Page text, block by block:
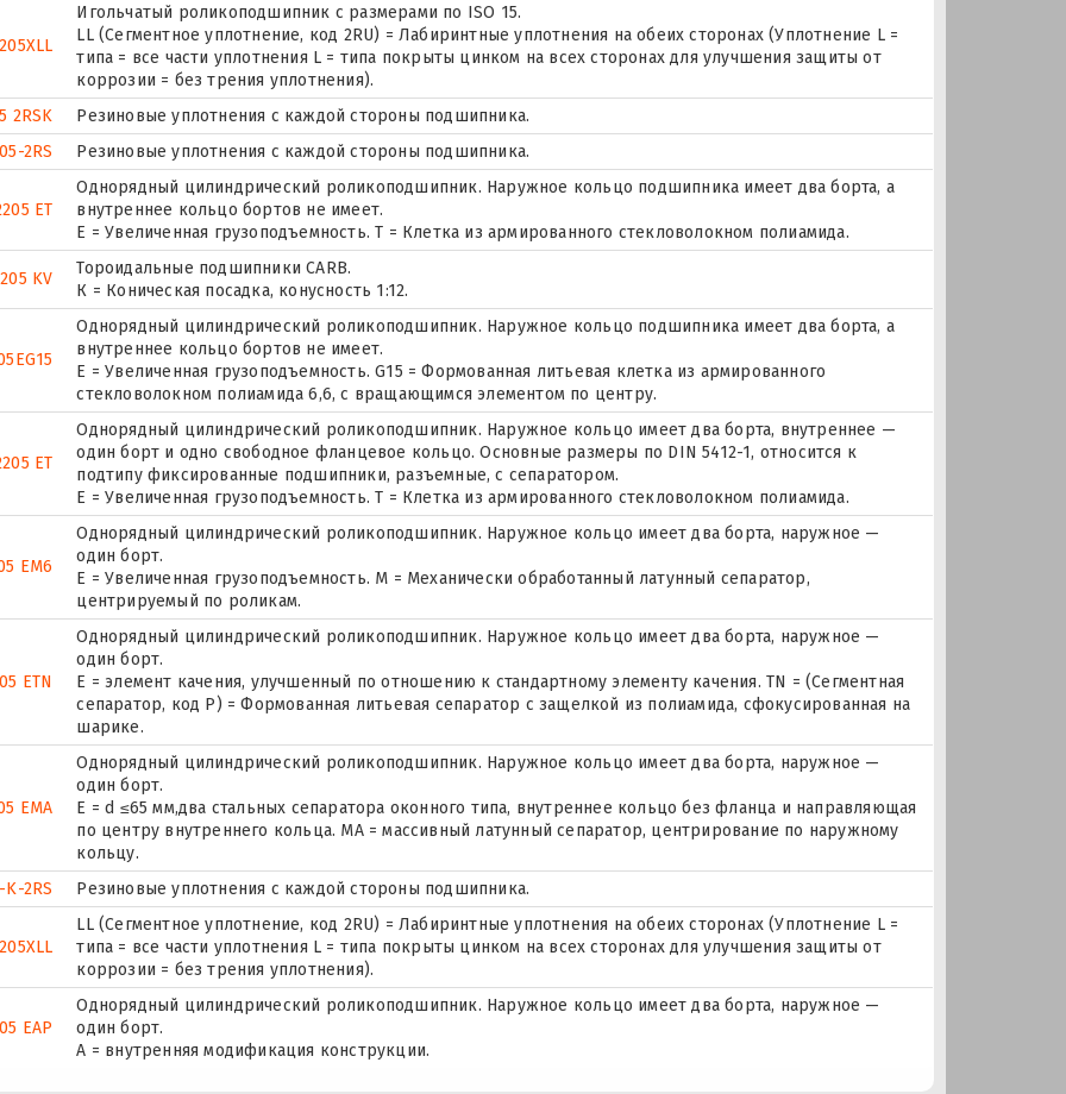
Игольчатый роликоподшипник с размерами по ISO 15.
LL (Сегментное уплотнение, код 2RU) = Лабиринтные уплотнения на обеих сторонах (Уплотнение L =
типа = все части уплотнения L = типа покрыты цинком на всех сторонах для улучшения защиты от
коррозии = без трения уплотнения).
2RSK
Резиновые уплотнения с каждой стороны подшипника.
2RS
Резиновые уплотнения с каждой стороны подшипника.
ET
Однорядный цилиндрический роликоподшипник. Наружное кольцо подшипника имеет два борта, а
внутреннее кольцо бортов не имеет.
E = Увеличенная грузоподъемность. T = Клетка из армированного стекловолокном полиамида.
KV
Тороидальные подшипники CARB.
К = Коническая посадка, конусность 1:12.
Однорядный цилиндрический роликоподшипник. Наружное кольцо подшипника имеет два борта, а
внутреннее кольцо бортов не имеет.
E = Увеличенная грузоподъемность. G15 = Формованная литьевая клетка из армированного
стекловолокном полиамида 6,6, с вращающимся элементом по центру.
ET
Однорядный цилиндрический роликоподшипник. Наружное кольцо имеет два борта, внутреннее —
один борт и одно свободное фланцевое кольцо. Основные размеры по DIN 5412-1, относится к
подтипу фиксированные подшипники, разъемные, с сепаратором.
E = Увеличенная грузоподъемность. T = Клетка из армированного стекловолокном полиамида.
EM6
Однорядный цилиндрический роликоподшипник. Наружное кольцо имеет два борта, наружное —
один борт.
E = Увеличенная грузоподъемность. М = Механически обработанный латунный сепаратор,
центрируемый по роликам.
ETN
Однорядный цилиндрический роликоподшипник. Наружное кольцо имеет два борта, наружное —
один борт.
E = элемент качения, улучшенный по отношению к стандартному элементу качения. TN = (Сегментная
сепаратор, код P) = Формованная литьевая сепаратор с защелкой из полиамида, сфокусированная на
шарике.
EMA
Однорядный цилиндрический роликоподшипник. Наружное кольцо имеет два борта, наружное —
один борт.
E = d ≤65 мм,два стальных сепаратора оконного типа, внутреннее кольцо без фланца и направляющая
по центру внутреннего кольца. MA = массивный латунный сепаратор, центрирование по наружному
кольцу.
K-2RS
Резиновые уплотнения с каждой стороны подшипника.
LL (Сегментное уплотнение, код 2RU) = Лабиринтные уплотнения на обеих сторонах (Уплотнение L =
типа = все части уплотнения L = типа покрыты цинком на всех сторонах для улучшения защиты от
коррозии = без трения уплотнения).
EAP
Однорядный цилиндрический роликоподшипник. Наружное кольцо имеет два борта, наружное —
один борт.
A = внутренняя модификация конструкции.